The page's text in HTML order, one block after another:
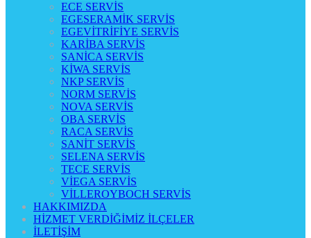
ECE SERVİS
EGESERAMİK SERVİS
EGEVİTRİFİYE SERVİS
KARİBA SERVİS
SANİCA SERVİS
KİWA SERVİS
NKP SERVİS
NORM SERVİS
NOVA SERVİS
OBA SERVİS
RACA SERVİS
SANİT SERVİS
SELENA SERVİS
TECE SERVİS
VİEGA SERVİS
VİLLEROYBOCH SERVİS
HAKKIMIZDA
HİZMET VERDİĞİMİZ İLÇELER
İLETİŞİM